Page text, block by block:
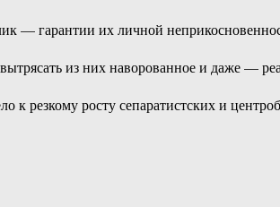
— гарантии их личной
из них наворованное и даже —
резкому росту сепаратистских и